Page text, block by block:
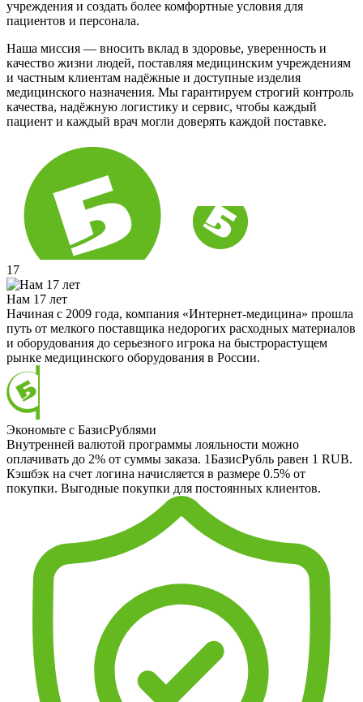
учреждения и создать более комфортные условия для
пациентов и персонала.
Наша миссия — вносить вклад в здоровье, уверенность и
качество жизни людей, поставляя медицинским учреждениям
и частным клиентам надёжные и доступные изделия
медицинского назначения. Мы гарантируем строгий контроль
качества, надёжную логистику и сервис, чтобы каждый
пациент и каждый врач могли доверять каждой поставке.
17
Нам 17 лет
Начиная с 2009 года, компания «Интернет-медицина» прошла
путь от мелкого поставщика недорогих расходных материалов
и оборудования до серьезного игрока на быстрорастущем
рынке медицинского оборудования в России.
Экономьте с БазисРублями
Внутренней валютой программы лояльности можно
оплачивать до 2% от суммы заказа. 1БазисРубль равен 1 RUB.
Кэшбэк на счет логина начисляется в размере 0.5% от
покупки. Выгодные покупки для постоянных клиентов.